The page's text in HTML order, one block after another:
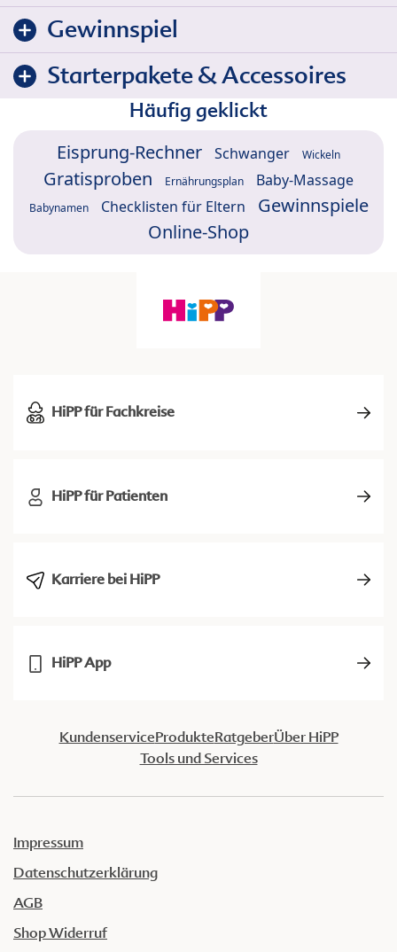
Gewinnspiel
Starterpakete & Accessoires
Häufig geklickt
Eisprung-Rechner Schwanger Wickeln
Gratisproben Ernährungsplan Baby-Massage
Babynamen Checklisten für Eltern
Gewinnspiele
Online-Shop
HiPP für Fachkreise
HiPP für Patienten
Karriere bei HiPP
HiPP App
KundenserviceProdukteRatgeberÜber HiPP
Tools und Services
Impressum
Datenschutzerklärung
AGB
Shop Widerruf